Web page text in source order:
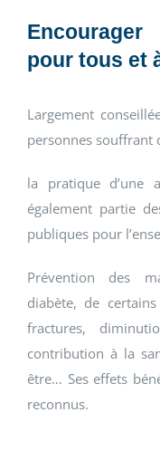
pour tous et
Largement
personnes souffrant
la pratique d’une
également partie
publiques pour
Prévention des
diabète, de
fractures,
contribution à la
être… Ses effets
reconnus.